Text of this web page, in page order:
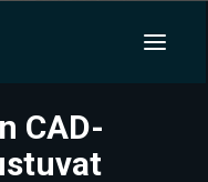
CAD-